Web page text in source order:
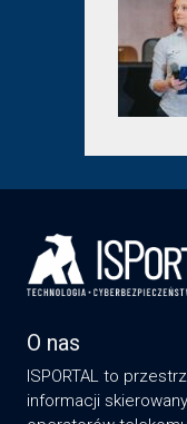
O nas
ISPORTAL to
informacji